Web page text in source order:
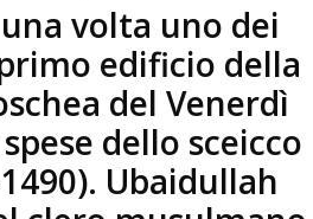
volta uno dei
edificio della
del Venerdì
dello sceicco
Ubaidullah